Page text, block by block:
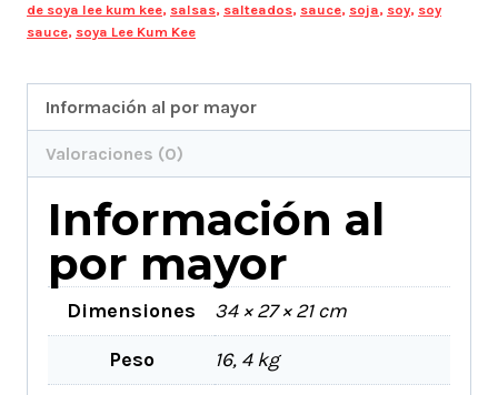
de soya lee kum kee, salsas, salteados, sauce, soja, soy, soy
sauce, soya Lee Kum Kee
Información al por mayor
Valoraciones (0)
Información al
por mayor
Dimensiones
34 × 27 × 21 cm
Peso
16, 4 kg